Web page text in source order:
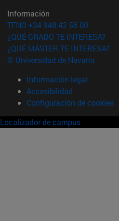
Información
TFNO +34 948 42 56 00
¿QUÉ GRADO TE INTERESA?
¿QUÉ MÁSTER TE INTERESA?
© Universidad de Navarra
Información legal
Accesibilidad
Configuración de cookies
Localizador de campus